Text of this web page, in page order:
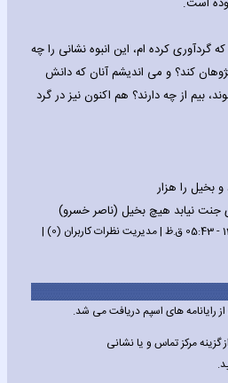
گردآوری کرده ام، این انبوه نشانی را چه
کند؟ و می اندیشم آنان که دانش
بیم از چه دارند؟ هم اکنون نیز در گرد
بخیل را هزار
جنت نیابد هیچ بخیل (ناصر خسرو)
از رایانامه های اسپم دریافت می شد.
گزینه مرکز تماس و یا نشانی